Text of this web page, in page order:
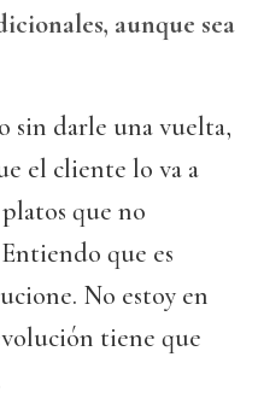
aunque sea
sin darle una vuelta,
el cliente lo va a
platos que no
que es
No estoy en
tiene que